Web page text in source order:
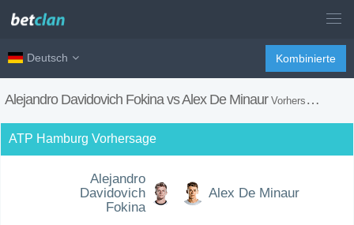
Deutsch Kombinierte
Alejandro Davidovich Fokina vs Alex De Minaur Vorhersagen, H2H, Wetten Tipps und Spiel Vorschau
ATP Hamburg Vorhersage
Alejandro
Davidovich
Fokina
Alex De Minaur